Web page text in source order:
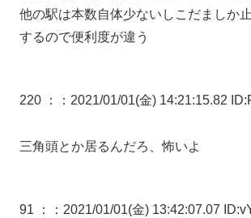
他の駅は本数自体少ないしこだましか
するので便利度が違う
220 ： ：2021/01/01(金) 14:21:15.82
三角頭とか居るんだろ、怖いよ
91 ： ：2021/01/01(金) 13:42:07.07